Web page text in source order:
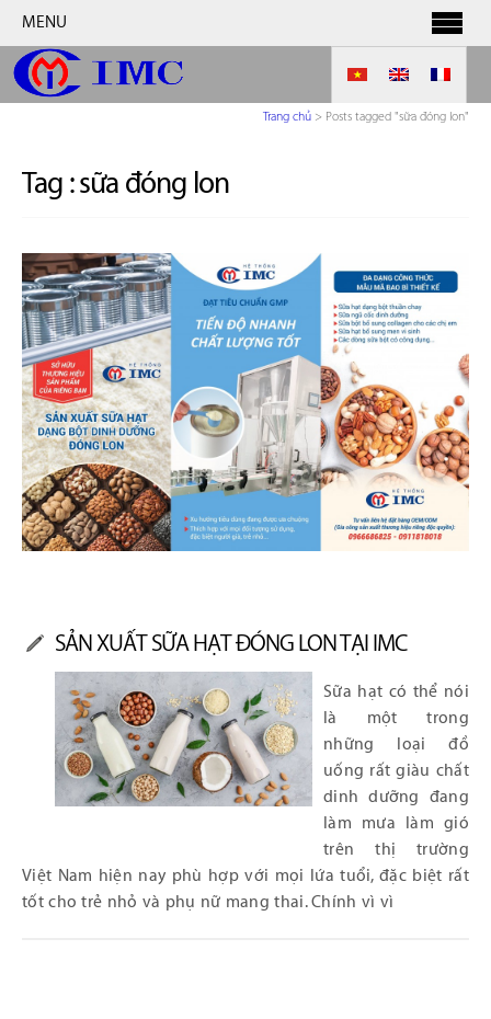
MENU
Trang chủ > Posts tagged "sữa đóng lon"
Tag :sữa đóng lon
SẢN XUẤT SỮA HẠT ĐÓNG LON TẠI IMC
Sữa hạt có thể nói
là một trong
những loại đồ
uống rất giàu chất
dinh dưỡng đang
làm mưa làm gió
trên thị trường
Việt Nam hiện nay phù hợp với mọi lứa tuổi, đặc biệt rất
tốt cho trẻ nhỏ và phụ nữ mang thai. Chính vì vì